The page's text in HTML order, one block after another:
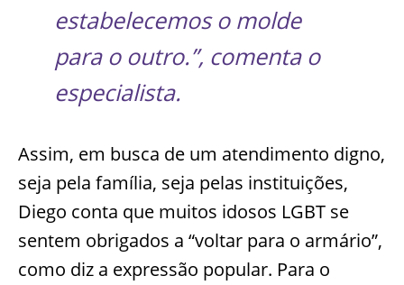
estabelecemos o molde
para o outro.”, comenta o
especialista.
Assim, em busca de um atendimento digno,
seja pela família, seja pelas instituições,
Diego conta que muitos idosos LGBT se
sentem obrigados a “voltar para o armário”,
como diz a expressão popular. Para o